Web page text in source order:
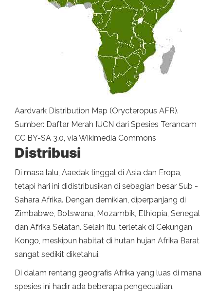
Aardvark Distribution Map (Orycteropus AFR).
Sumber: Daftar Merah IUCN dari Spesies Terancam
CC BY-SA 3.0, via Wikimedia Commons
Distribusi
Di masa lalu, Aaedak tinggal di Asia dan Eropa,
tetapi hari ini didistribusikan di sebagian besar Sub -
Sahara Afrika. Dengan demikian, diperpanjang di
Zimbabwe, Botswana, Mozambik, Ethiopia, Senegal
dan Afrika Selatan. Selain itu, terletak di Cekungan
Kongo, meskipun habitat di hutan hujan Afrika Barat
sangat sedikit diketahui.
Di dalam rentang geografis Afrika yang luas di mana
spesies ini hadir ada beberapa pengecualian.